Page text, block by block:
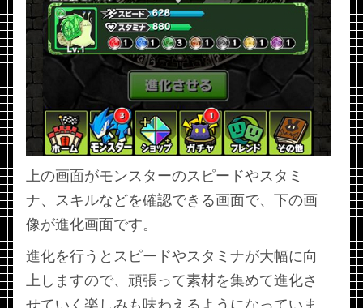
上の画面がモンスターのスピードやスタミ
ナ、スキルなどを確認できる画面で、下の画
像が進化画面です。
進化を行うとスピードやスタミナが大幅に向
上しますので、頑張って素材を集めて進化さ
せていく楽しみも味わえるようになっていま